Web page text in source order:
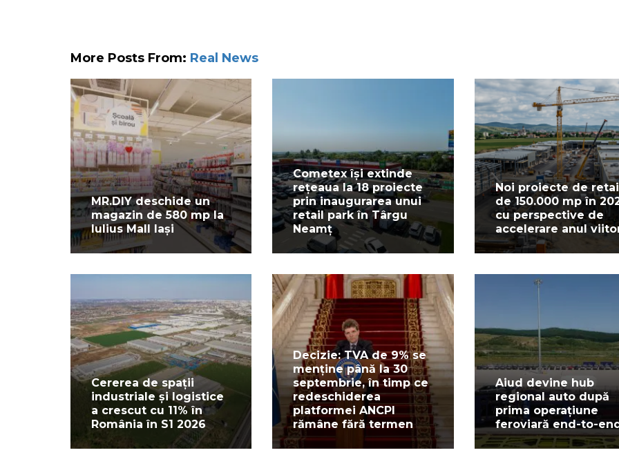
More Posts From: Real News
MR.DIY deschide un
magazin de 580 mp la
Iulius Mall Iași
Cometex își extinde
rețeaua la 18 proiecte
prin inaugurarea unui
retail park în Târgu
Neamț
Noi proiecte de
de 150.000 mp în
cu perspective de
accelerare anul
Cererea de spații
industriale și logistice
a crescut cu 11% în
România în S1 2026
Decizie: TVA de 9% se
menține până la 30
septembrie, în timp ce
redeschiderea
platformei ANCPI
rămâne fără termen
Aiud devine hub
regional auto după
prima operațiune
feroviară end-to-